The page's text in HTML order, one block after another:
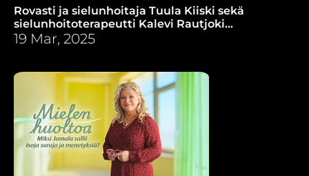
Rovasti ja sielunhoitaja Tuula Kiiski sekä
sielunhoitoterapeutti Kalevi Rautjoki
rohkaisevat, kun kokee, ettei ole tarpeeksi hyvä
19 Mar, 2025